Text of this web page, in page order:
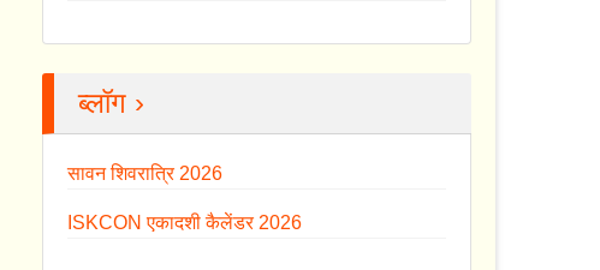
ब्लॉग ›
सावन शिवरात्रि 2026
ISKCON एकादशी कैलेंडर 2026